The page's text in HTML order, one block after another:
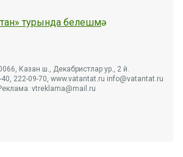
турында белешмә
Казан ш., Декабристлар ур., 2 й.
40, 222-09-70, www.vatantat.ru info@vatantat.ru
vtreklama@mail.ru